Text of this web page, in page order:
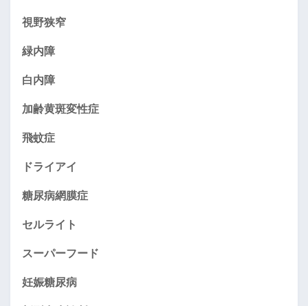
視野狭窄
緑内障
白内障
加齢黄斑変性症
飛蚊症
ドライアイ
糖尿病網膜症
セルライト
スーパーフード
妊娠糖尿病